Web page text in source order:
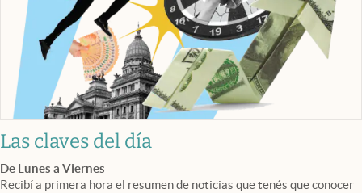
Las claves del día
De Lunes a Viernes
Recibí a primera hora el resumen de noticias que tenés que conocer